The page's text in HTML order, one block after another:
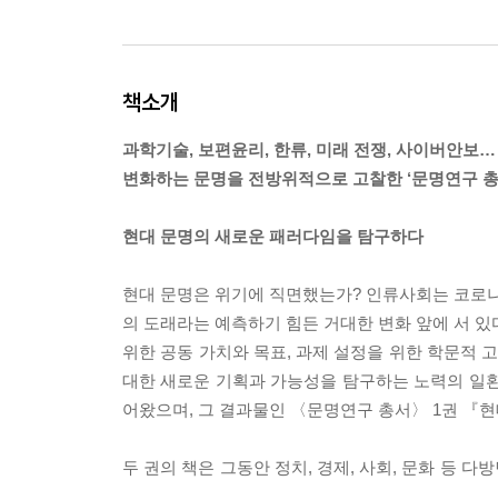
책소개
과학기술, 보편윤리, 한류, 미래 전쟁, 사이버안보…
변화하는 문명을 전방위적으로 고찰한 ‘문명연구
현대 문명의 새로운 패러다임을 탐구하다
현대 문명은 위기에 직면했는가? 인류사회는 코
의 도래라는 예측하기 힘든 거대한 변화 앞에 서
위한 공동 가치와 목표, 과제 설정을 위한 학문적
대한 새로운 기획과 가능성을 탐구하는 노력의 일
어왔으며, 그 결과물인 〈문명연구 총서〉 1권 『
두 권의 책은 그동안 정치, 경제, 사회, 문화 등 다